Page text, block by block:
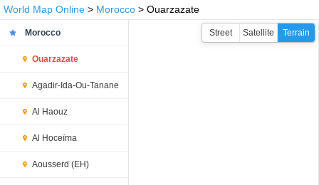
World Map Online > Morocco > Ouarzazate
Morocco
Ouarzazate
Agadir-Ida-Ou-Tanane
Al Haouz
Al Hoceïma
Aousserd (EH)
Street Satellite Terrain